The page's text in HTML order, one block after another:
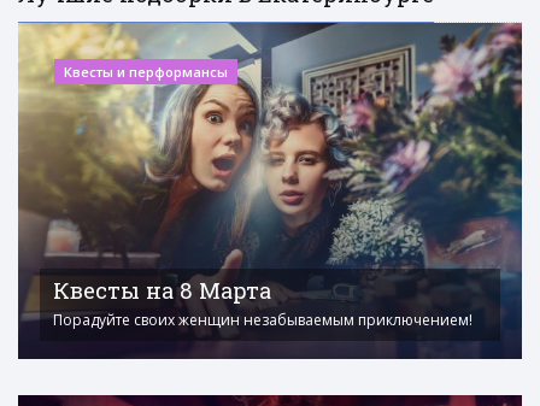
Квесты и перформансы
Квесты на 8 Марта
Порадуйте своих женщин незабываемым приключением!